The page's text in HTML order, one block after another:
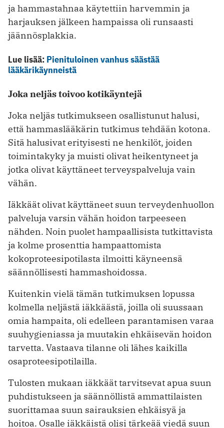
ja hammastahnaa käytettiin harvemmin ja
harjauksen jälkeen hampaissa oli runsaasti
jäännösplakkia.
Lue lisää: Pienituloinen vanhus säästää
lääkärikäynneistä
Joka neljäs toivoo kotikäyntejä
Joka neljäs tutkimukseen osallistunut halusi,
että hammaslääkärin tutkimus tehdään kotona.
Sitä halusivat erityisesti ne henkilöt, joiden
toimintakyky ja muisti olivat heikentyneet ja
jotka olivat käyttäneet terveyspalveluja vain
vähän.
Iäkkäät olivat käyttäneet suun terveydenhuollon
palveluja varsin vähän hoidon tarpeeseen
nähden. Noin puolet hampaallisista tutkittavista
ja kolme prosenttia hampaattomista
kokoproteesipotilasta ilmoitti käyneensä
säännöllisesti hammashoidossa.
Kuitenkin vielä tämän tutkimuksen lopussa
kolmella neljästä iäkkäästä, joilla oli suussaan
omia hampaita, oli edelleen parantamisen varaa
suuhygieniassa ja muutakin ehkäisevän hoidon
tarvetta. Vastaava tilanne oli lähes kaikilla
osaproteesipotilailla.
Tulosten mukaan iäkkäät tarvitsevat apua suun
puhdistukseen ja säännöllistä ammattilaisten
suorittamaa suun sairauksien ehkäisyä ja
hoitoa. Osalle iäkkäistä olisi tärkeää viedä suun